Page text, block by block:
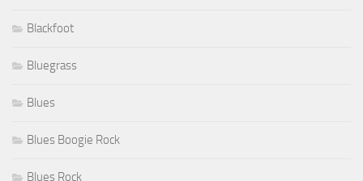
Blackfoot
Bluegrass
Blues
Blues Boogie Rock
Blues Rock